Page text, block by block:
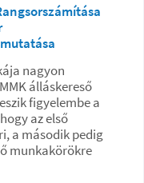
nagyon
álláskereső
figyelembe a
az első
a második pedig
munkakörökre